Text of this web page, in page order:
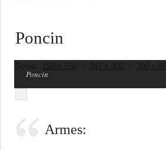
Poncin
150 × 150 247 × 300 700 ×
Poncin
Armes: